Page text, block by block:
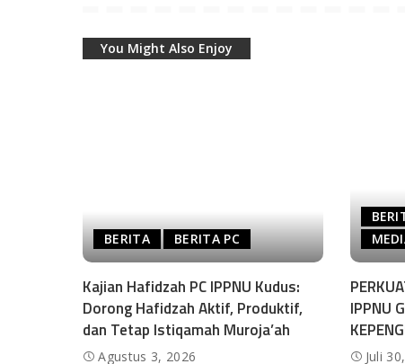
You Might Also Enjoy
BERITA BERITA PC
Kajian Hafidzah PC IPPNU Kudus:
Dorong Hafidzah Aktif, Produktif,
dan Tetap Istiqamah Muroja’ah
Agustus 3, 2026
IPPNU
Juli